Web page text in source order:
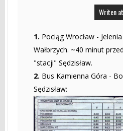
Writen
1. Pociąg Wrocław -
Wałbrzych. ~40 minut
"stacji" Sędzisław.
2. Bus Kamienna Góra -
Sędzisław: